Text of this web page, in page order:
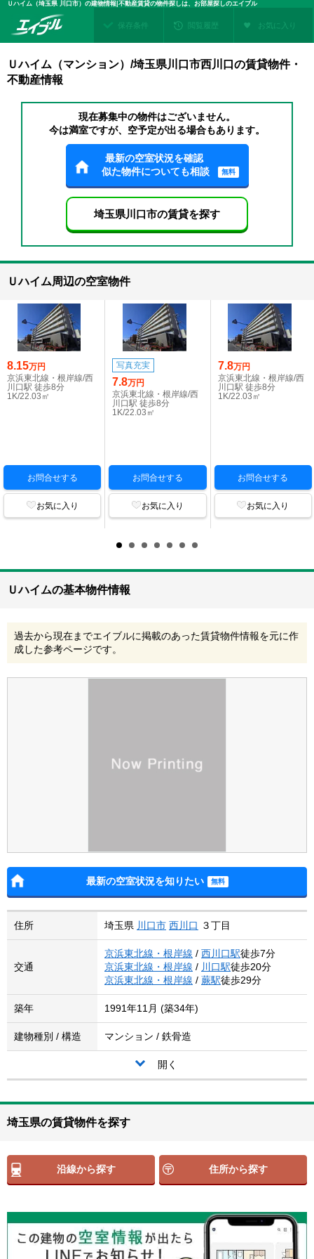
Ｕハイム（埼玉県 川口市）の建物情報|不動産賃貸の物件探しは、お部屋探しのエイブル
保存条件 閲覧履歴 お気に入り
Ｕハイム（マンション）/埼玉県川口市西川口の賃貸物件・
不動産情報
現在募集中の物件はございません。
今は満室ですが、空予定が出る場合もあります。
最新の空室状況を確認
似た物件についても相談
無料
埼玉県川口市の賃貸を探す
Ｕハイム周辺の空室物件
8.15万円
京浜東北線・根岸線/西
川口駅 徒歩8分
1K/22.03㎡
お問合せする
お気に入り
写真充実
7.8万円
京浜東北線・根岸線/西
川口駅 徒歩8分
1K/22.03㎡
お問合せする
お気に入り
7.8万円
京浜東北線・根岸線/西
川口駅 徒歩8分
1K/22.03㎡
お問合せする
お気に入り
Ｕハイムの基本物件情報
過去から現在までエイブルに掲載のあった賃貸物件情報を元に作
成した参考ページです。
最新の空室状況を知りたい
住所 埼玉県 川口市 西川口 ３丁目
交通
京浜東北線・根岸線 / 西川口駅徒歩7分
京浜東北線・根岸線 / 川口駅徒歩20分
京浜東北線・根岸線 / 蕨駅徒歩29分
築年 1991年11月 (築34年)
建物種別 / 構造 マンション / 鉄骨造
開く
埼玉県の賃貸物件を探す
沿線から探す 住所から探す